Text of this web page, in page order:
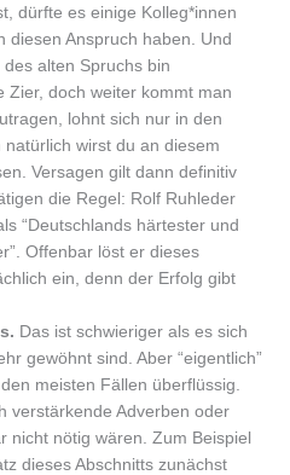
dürfte es einige Kolleg*innen
diesen Anspruch haben. Und
alten Spruchs bin
Zier, doch weiter kommt man
lohnt sich nur in den
wirst du an diesem
Versagen gilt dann definitiv
die Regel: Rolf Ruhleder
“Deutschlands härtester und
Offenbar löst er dieses
ein, denn der Erfolg gibt
Das ist schwieriger als es sich
gewöhnt sind. Aber “eigentlich”
meisten Fällen überflüssig.
verstärkende Adverben oder
nicht nötig wären. Zum Beispiel
dieses Abschnitts zunächst